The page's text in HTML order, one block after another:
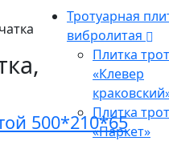
Тротуарная
вибролитая
Плитка
«Клевер
Плитка
«Паркет»
500*210*65